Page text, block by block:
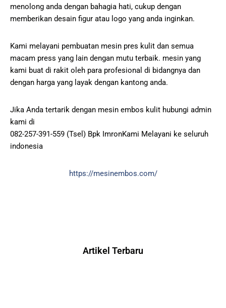
menolong anda dengan bahagia hati, cukup dengan
memberikan desain figur atau logo yang anda inginkan.
Kami melayani pembuatan mesin pres kulit dan semua
macam press yang lain dengan mutu terbaik. mesin yang
kami buat di rakit oleh para profesional di bidangnya dan
dengan harga yang layak dengan kantong anda.
Jika Anda tertarik dengan mesin embos kulit hubungi admin
kami di
082-257-391-559 (Tsel) Bpk ImronKami Melayani ke seluruh
indonesia
https://mesinembos.com/
Artikel Terbaru